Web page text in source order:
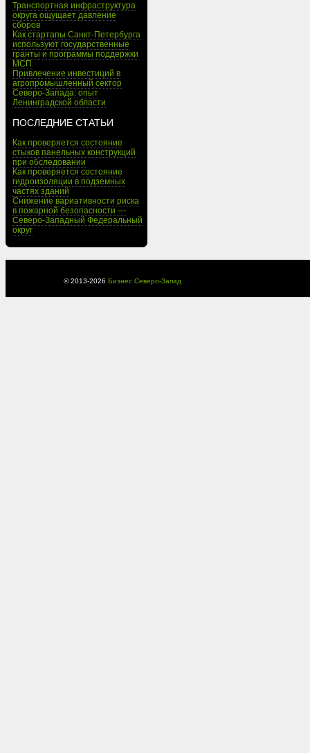
Транспортная инфраструктура
округа ощущает давление
сборов
Как стартапы Санкт-Петербурга
используют государственные
гранты и программы поддержки
МСП
Привлечение инвестиций в
агропромышленный сектор
Северо-Запада: опыт
Ленинградской области
ПОСЛЕДНИЕ СТАТЬИ
Как проверяется состояние
стыков панельных конструкций
при обследовании
Как проверяется состояние
гидроизоляции в подземных
частях зданий
Снижение вариативности риска
в пожарной безопасности —
Северо-Западный Федеральный
округ
© 2013-2026 Бизнес Северо-Запад